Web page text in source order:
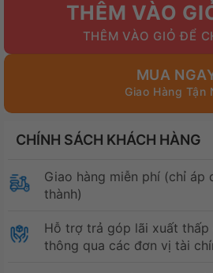
3.099.000₫.
2.299.000₫.
THÊM VÀO
MUA
CHÍNH SÁCH KHÁCH HÀNG
Giao hàng miễn phí (chỉ áp
thành)
Hỗ trợ trả góp lãi xuất thấp
thông qua các đơn vị tài